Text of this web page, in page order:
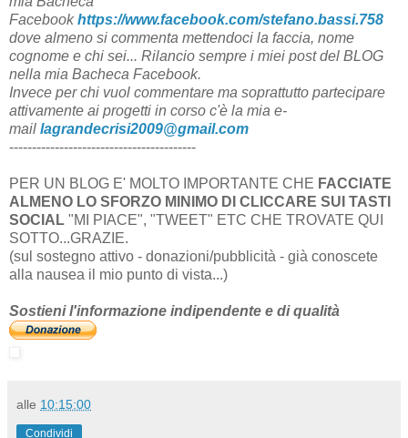
Facebook https://www.facebook.com/stefano.bassi.758
dove almeno si commenta mettendoci la faccia, nome
cognome e chi sei... Rilancio sempre i miei post del BLOG
nella mia Bacheca Facebook.
Invece per chi vuol commentare ma soprattutto partecipare
attivamente ai progetti in corso c'è la mia e-
mail lagrandecrisi2009@gmail.com
-----------------------------------------
PER UN BLOG E' MOLTO IMPORTANTE CHE FACCIATE
ALMENO LO SFORZO MINIMO DI CLICCARE SUI TASTI
SOCIAL "MI PIACE", "TWEET" ETC CHE TROVATE QUI
SOTTO...GRAZIE.
(sul sostegno attivo - donazioni/pubblicità - già conoscete
alla nausea il mio punto di vista...)
Sostieni l'informazione indipendente e di qualità
alle 10:15:00
Condividi